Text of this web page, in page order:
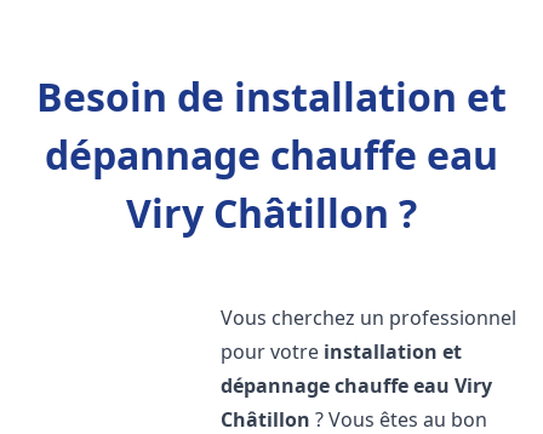
Besoin de installation et
dépannage chauffe eau
Viry Châtillon ?
Vous cherchez un professionnel
pour votre installation et
dépannage chauffe eau Viry
Châtillon ? Vous êtes au bon